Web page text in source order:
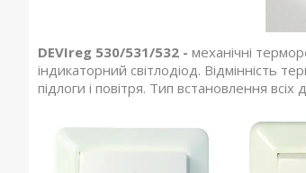
DEVIreg 530/531/532 - механічні
індикаторний світлодіод. Відмінність
підлоги і повітря. Тип встановлення